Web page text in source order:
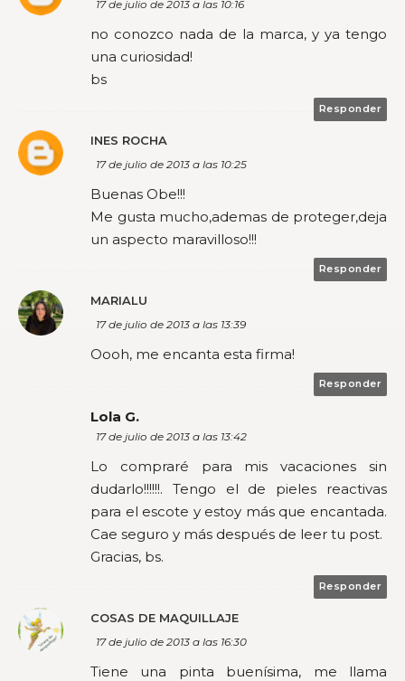
17 de julio de 2013 a las 10:16
no conozco nada de la marca, y ya tengo
una curiosidad!
bs
Responder
INES ROCHA
17 de julio de 2013 a las 10:25
Buenas Obe!!!
Me gusta mucho,ademas de proteger,deja
un aspecto maravilloso!!!
Responder
MARIALU
17 de julio de 2013 a las 13:39
Oooh, me encanta esta firma!
Responder
Lola G.
17 de julio de 2013 a las 13:42
Lo compraré para mis vacaciones sin
dudarlo!!!!!!. Tengo el de pieles reactivas
para el escote y estoy más que encantada.
Cae seguro y más después de leer tu post.
Gracias, bs.
Responder
COSAS DE MAQUILLAJE
17 de julio de 2013 a las 16:30
Tiene una pinta buenísima, me llama